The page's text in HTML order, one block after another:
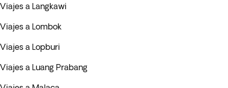
Viajes a Langkawi
Viajes a Lombok
Viajes a Lopburi
Viajes a Luang Prabang